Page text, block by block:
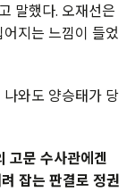
말했다. 오재선은
어지는 느낌이 들었
나와도 양승태가 당
고문 수사관에겐
잡는 판결로 정권